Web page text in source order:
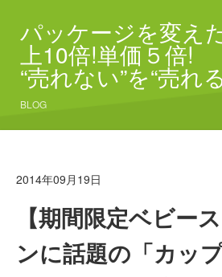
パッケージを変え
上10倍!単価５倍!
“売れない”を“売れ
BLOG
2014年09月19日
【期間限定ベビー
ンに話題の「カッ